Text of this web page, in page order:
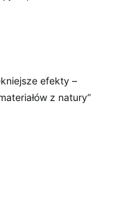
efekty –
z natury”